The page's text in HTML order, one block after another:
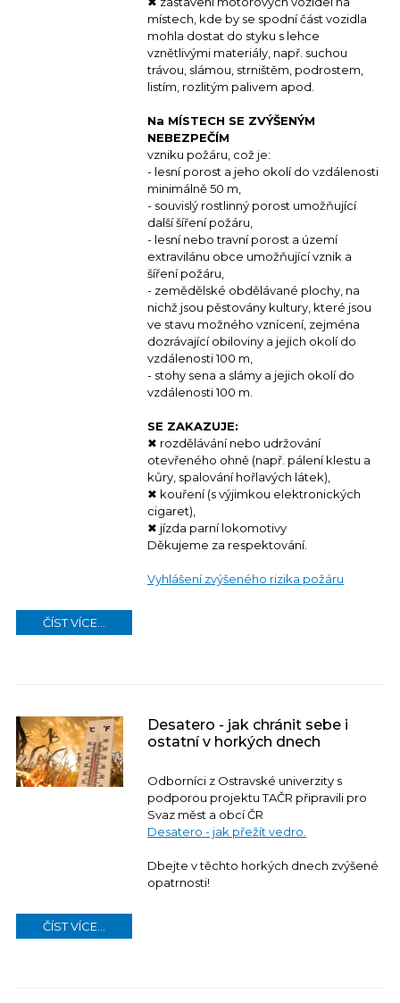
místech, kde by se spodní část vozidla
mohla dostat do styku s lehce
vznětlivými materiály, např. suchou
trávou, slámou, strništěm, podrostem,
listím, rozlitým palivem apod.
Na MÍSTECH SE ZVÝŠENÝM
NEBEZPEČÍM
vzniku požáru, což je:
- lesní porost a jeho okolí do vzdálenosti
minimálně 50 m,
- souvislý rostlinný porost umožňující
další šíření požáru,
- lesní nebo travní porost a území
extravilánu obce umožňující vznik a
šíření požáru,
- zemědělské obdělávané plochy, na
nichž jsou pěstovány kultury, které jsou
ve stavu možného vznícení, zejména
dozrávající obiloviny a jejich okolí do
vzdálenosti 100 m,
- stohy sena a slámy a jejich okolí do
vzdálenosti 100 m.
SE ZAKAZUJE:
✖ rozdělávání nebo udržování
otevřeného ohně (např. pálení klestu a
kůry, spalování hořlavých látek),
✖ kouření (s výjimkou elektronických
cigaret),
✖ jízda parní lokomotivy
Děkujeme za respektování.
Vyhlášení zvýšeného rizika požáru
ČÍST VÍCE...
Desatero - jak chránit sebe i
ostatní v horkých dnech
Odborníci z Ostravské univerzity s
podporou projektu TAČR připravili pro
Svaz měst a obcí ČR
Desatero - jak přežít vedro.
Dbejte v těchto horkých dnech zvýšené
opatrnosti!
ČÍST VÍCE...